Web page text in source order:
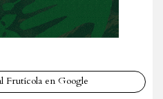
Frutícola en Google